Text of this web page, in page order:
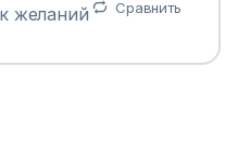
желаний Сравнить